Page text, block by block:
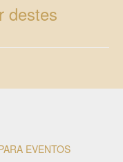
destes
EVENTOS